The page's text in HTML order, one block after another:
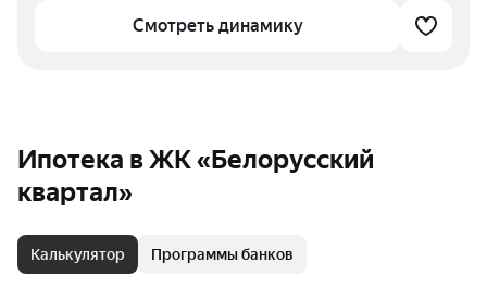
Смотреть динамику
Ипотека в ЖК «Белорусский
квартал»
Калькулятор Программы банков